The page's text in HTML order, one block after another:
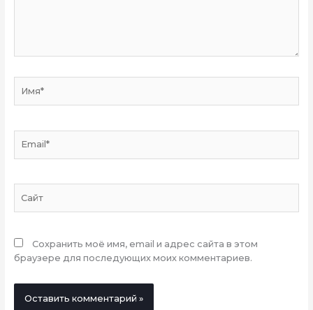
Сохранить моё имя, email и адрес сайта в этом
браузере для последующих моих комментариев.